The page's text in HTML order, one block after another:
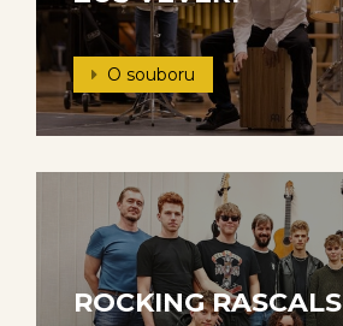
O souboru
ROCKING RASCALS